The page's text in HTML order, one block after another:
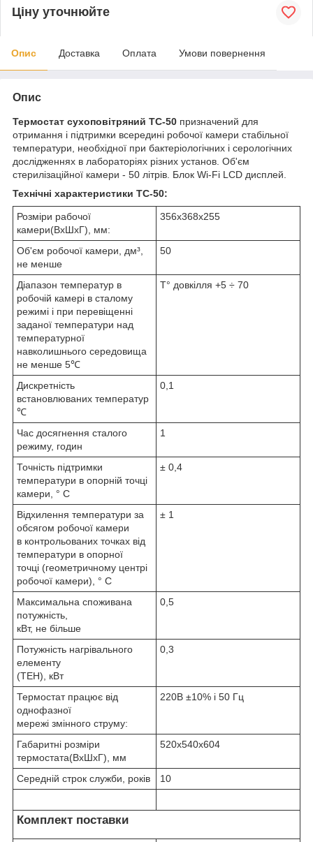
Ціну уточнюйте
Опис Доставка Оплата Умови повернення
Опис
Термостат сухоповітряний ТС-50 призначений для
отримання і підтримки всередині робочої камери стабільної
температури, необхідної при бактеріологічних і серологічних
дослідженнях в лабораторіях різних установ. Об'єм
стерилізаційної камери - 50 літрів. Блок Wi-Fi LCD дисплей.
Технічні характеристики ТС-50:
Розміри рабочої
камери(ВхШхГ), мм:
356х368х255
Об'єм робочої камери, дм³,
не менше
50
Діапазон температур в
робочій камері в сталому
режимі і при перевіщенні
заданої температури над
температурної
навколишнього середовища
не менше 5℃
Т° довкілля +5 ÷ 70
Дискретність
встановлюваних температур
℃
0,1
Час досягнення сталого
режиму, годин
1
Точність підтримки
температури в опорній точці
камери, ° С
± 0,4
Відхилення температури за
обсягом робочої камери
в контрольованих точках від
температури в опорної
точці (геометричному центрі
робочої камери), ° С
± 1
Максимальна споживана
потужність,
кВт, не більше
0,5
Потужність нагрівального
елементу
(ТЕН), кВт
0,3
Термостат працює від
однофазної
мережі змінного струму:
220В ±10% i 50 Гц
Габаритні розміри
термостата(ВхШхГ), мм
520х540х604
Середній строк служби, років 10
Комплект поставки